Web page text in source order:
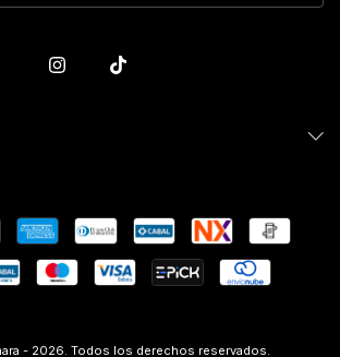
- 2026. Todos los derechos reservados.